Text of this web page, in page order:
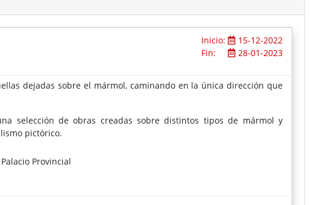
Inicio:
15-12-2022
Fin:
28-01-2023
dejadas sobre el mármol, caminando en la única dirección que
selección de obras creadas sobre distintos tipos de mármol y
pictórico.
Provincial